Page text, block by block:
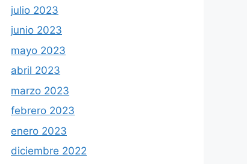
julio 2023
junio 2023
mayo 2023
abril 2023
marzo 2023
febrero 2023
enero 2023
diciembre 2022